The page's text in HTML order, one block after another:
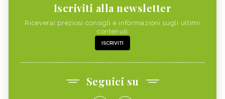
Iscriviti alla newsletter
Riceverai preziosi consigli e informazioni sugli ultimi
contenuti
ISCRIVITI
Seguici su